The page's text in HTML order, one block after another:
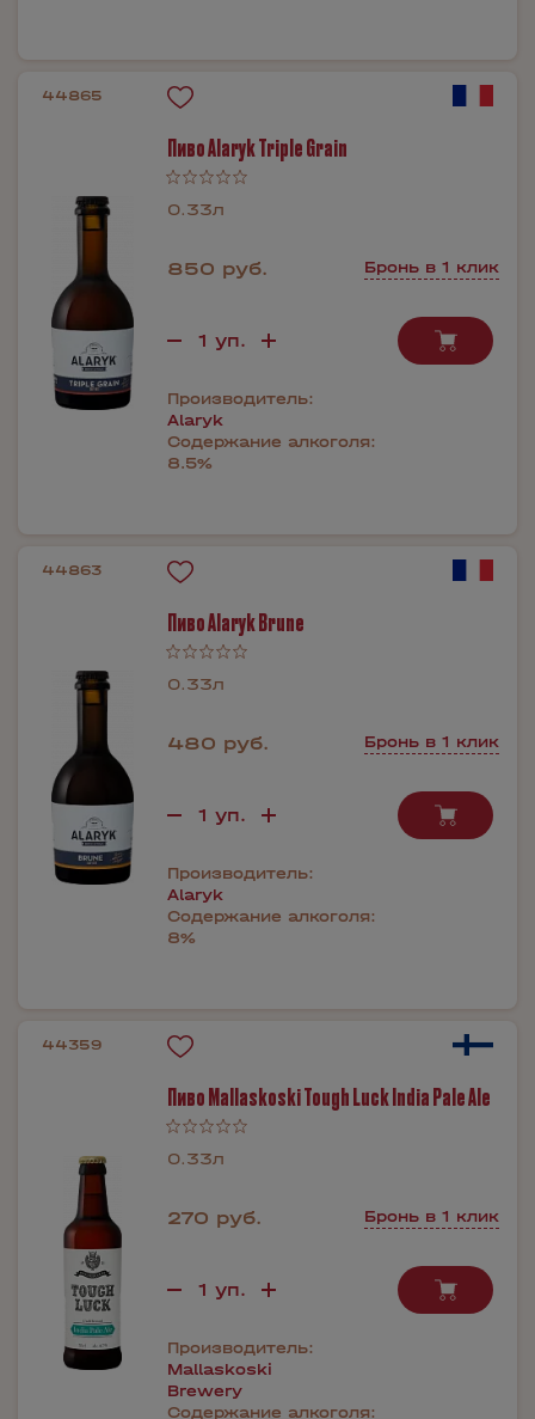
44865
Пиво Alaryk Triple Grain
0.33л
850 руб. Бронь в 1 клик
Производитель:
Alaryk
Содержание алкоголя:
8.5%
44863
Пиво Alaryk Brune
0.33л
480 руб. Бронь в 1 клик
Производитель:
Alaryk
Содержание алкоголя:
8%
44359
Пиво Mallaskoski Tough Luck India Pale Ale
0.33л
270 руб. Бронь в 1 клик
Производитель:
Mallaskoski
Brewery
Содержание алкоголя: